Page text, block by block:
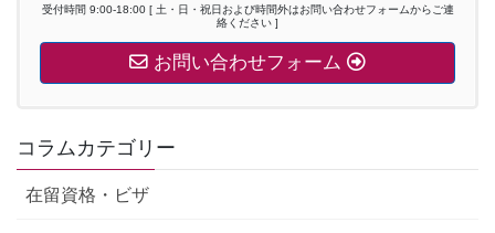
受付時間 9:00-18:00 [ 土・日・祝日および時間外はお問い合わせフォームからご連
絡ください ]
お問い合わせフォーム
コラムカテゴリー
在留資格・ビザ